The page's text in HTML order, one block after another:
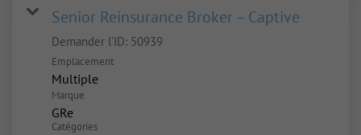
Senior Reinsurance Broker – Captive
Demander l'ID: 50939
Emplacement
Multiple
Marque
GRe
Catégories